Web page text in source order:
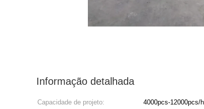
Informação detalhada
Capacidade de projeto: 4000pcs-12000pcs/h